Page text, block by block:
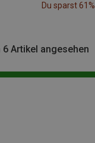
Du sparst 61%
6 Artikel angesehen